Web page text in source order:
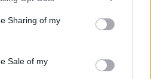
Sharing of my
Sale of my
ve vazbě
obvinili příbramští kriminalisté